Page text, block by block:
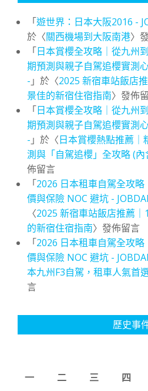
「遊世界：日本大阪2016 -
於〈關西機場到大阪南港〉
「日本賞櫻全攻略｜從九州
期預測與親子自駕追櫻實測
- 」於〈2025 新宿車站飯店
景佳的新宿住宿指南〉發佈
「日本賞櫻全攻略｜從九州
期預測與親子自駕追櫻實測
- 」於〈日本賞櫻熱點推薦
測與「自駕追櫻」全攻略 (
佈留言
「2026 日本租車自駕全攻
價與保險 NOC 避坑 -
〈2025 新宿車站飯店推薦
的新宿住宿指南〉發佈留言
「2026 日本租車自駕全攻
價與保險 NOC 避坑 -
本九州F3自駕，租車人氣首
言
歷史事
一
二 三 四